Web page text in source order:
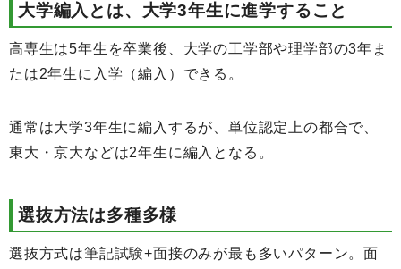
大学編入とは、大学3年生に進学すること
高専生は5年生を卒業後、大学の工学部や理学部の3年ま
たは2年生に入学（編入）できる。
通常は大学3年生に編入するが、単位認定上の都合で、
東大・京大などは2年生に編入となる。
選抜方法は多種多様
選抜方式は筆記試験+面接のみが最も多いパターン。面